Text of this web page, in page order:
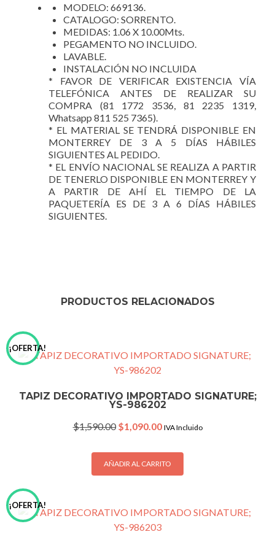
MODELO: 669136.
CATALOGO: SORRENTO.
MEDIDAS: 1.06 X 10.00Mts.
PEGAMENTO NO INCLUIDO.
LAVABLE.
INSTALACIÓN NO INCLUIDA
* FAVOR DE VERIFICAR EXISTENCIA VÍA
TELEFÓNICA ANTES DE REALIZAR SU
COMPRA (81 1772 3536, 81 2235 1319,
Whatsapp 811 525 7365).
* EL MATERIAL SE TENDRÁ DISPONIBLE EN
MONTERREY DE 3 A 5 DÍAS HÁBILES
SIGUIENTES AL PEDIDO.
* EL ENVÍO NACIONAL SE REALIZA A PARTIR
DE TENERLO DISPONIBLE EN MONTERREY Y
A PARTIR DE AHÍ EL TIEMPO DE LA
PAQUETERÍA ES DE 3 A 6 DÍAS HÁBILES
SIGUIENTES.
PRODUCTOS RELACIONADOS
¡OFERTA!
TAPIZ DECORATIVO IMPORTADO SIGNATURE;
YS-986202
$1,590.00 Original
was:
$1,590.00.
$1,090.00Current
is:
$1,090.00.
IVA Incluido
AÑADIR AL CARRITO
¡OFERTA!